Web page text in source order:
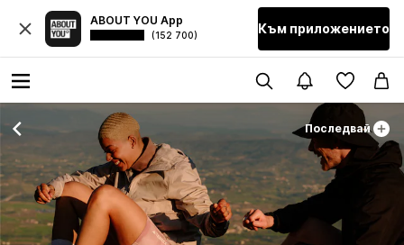
ABOUT YOU App
(152 700) Към приложението
Последвай